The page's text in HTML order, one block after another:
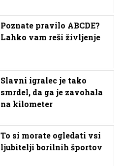
Poznate pravilo ABCDE?
Lahko vam reši življenje
Slavni igralec je tako
smrdel, da ga je zavohala
na kilometer
To si morate ogledati vsi
ljubitelji borilnih športov